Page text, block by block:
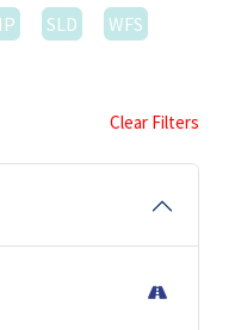
SLD
WFS
Clear Filters